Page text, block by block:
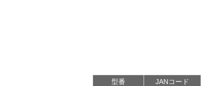
型番 JANコード